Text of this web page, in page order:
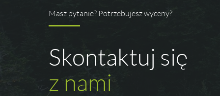
Masz pytanie? Potrzebujesz wyceny?
Skontaktuj się
z nami